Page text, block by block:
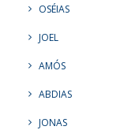
OSÉIAS
JOEL
AMÓS
ABDIAS
JONAS